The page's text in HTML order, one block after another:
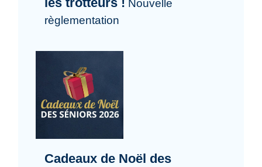
Nouvelle
règlementation
Cadeaux de Noël des